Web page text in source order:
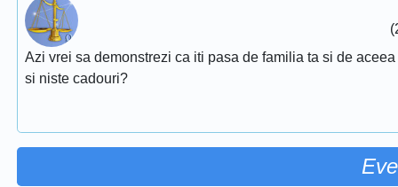
Azi vrei sa demonstrezi ca iti pasa de familia ta si de
si niste cadouri?